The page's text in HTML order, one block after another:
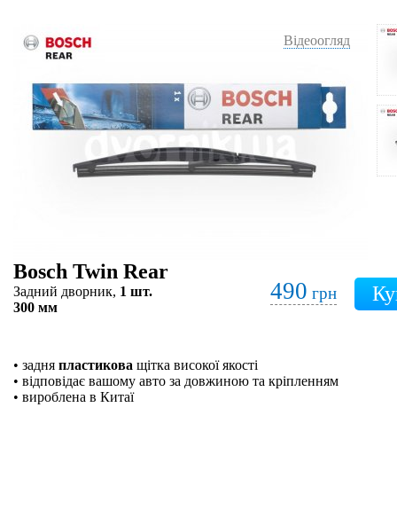
Відеоогляд
Bosch Twin Rear
Задний дворник, 1 шт.
300 мм
490 грн
• задня пластикова щітка високої якості
• відповідає вашому авто за довжиною та кріпленням
• вироблена в Китаї